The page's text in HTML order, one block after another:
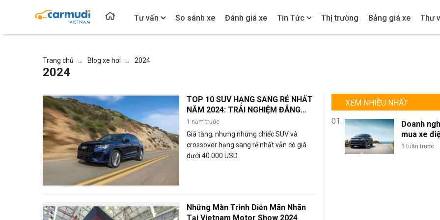
Tư vấn So sánh xe Đánh giá xe Tin Tức Thị trường Bảng giá xe Thư
Trang chủ → Blog xe hơi → 2024
2024
TOP 10 SUV HẠNG SANG RẺ NHẤT
NĂM 2024: TRẢI NGHIỆM ĐẲNG
CẤP, GIÁ CẢ BÌNH DÂN
1 năm trước
Giá tăng, nhưng những chiếc SUV và
crossover hạng sang rẻ nhất vẫn có giá
dưới 40.000 USD.
Những Màn Trình Diễn Mãn Nhãn
Tại Vietnam Motor Show 2024
XEM NHIỀU NHẤT
01
Doanh
mua xe
lượng lớn:
3 tuần trước